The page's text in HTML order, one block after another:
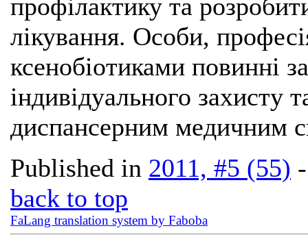
профілактику та
лікування. Особи,
ксенобіотиками повинні
індивідуального захисту
диспансерним медичним
Published in 2011, #5 (55)
back to top
FaLang translation system by Faboba